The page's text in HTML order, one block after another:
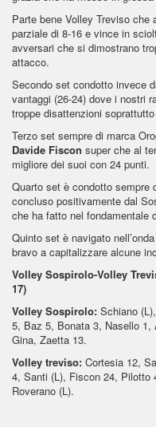
Parte bene Volley Treviso
parziale di 8-16 e vince in
avversari che si dimostrano
attacco.
Secondo set condotto invece
vantaggi (26-24) dove i nostri
troppe disattenzioni
Terzo set sempre di marca
Davide Fiscon super che al
migliore dei suoi con 24 punti.
Quarto set è condotto sempre
concluso positivamente dal
che ha fatto nel fondamentale
Quinto set è navigato
bravo a capitalizzare alcune
Volley Sospirolo-Volley
17)
Volley Sospirolo: Schiano
5, Baz 5, Bonata 3, Nasello
Gina, Zaetta 13.
Volley treviso: Cortesia 12,
4, Santi (L), Fiscon 24, Pilotto
Roverano (L).